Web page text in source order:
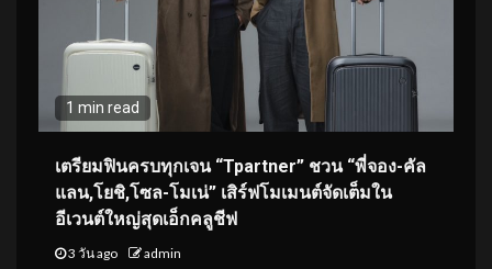
1 min read
เตรียมฟินครบทุกเจน “Tpartner” ชวน “พี่จอง-คัล
แลน,โยชิ,โซล-โมเน่” เสิร์ฟโมเมนต์จัดเต็มใน
อีเวนต์ใหญ่สุดเอ็กคลูชีฟ
3 วัน ago admin